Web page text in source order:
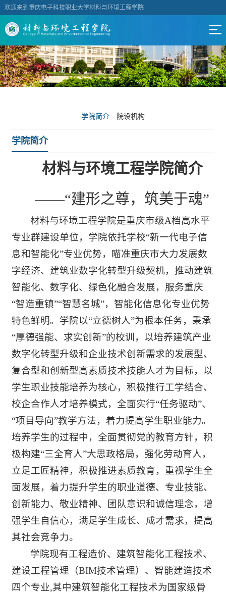
欢迎来到重庆电子科技职业大学材料与环境工程学院
学院简介 院设机构
学院简介
材料与环境工程学院简介
——“建形之尊，筑美于魂”
材料与环境工程学院是重庆市级A档高水平
专业群建设单位，学院依托学校“新一代电子信
息和智能化”专业优势，瞄准重庆市大力发展数
字经济、建筑业数字化转型升级契机，推动建筑
智能化、数字化、绿色化融合发展，服务重庆
“智造重镇”“智慧名城”，智能化信息化专业优势
特色鲜明。学院以“立德树人”为根本任务，秉承
“厚德强能、求实创新”的校训，以培养建筑产业
数字化转型升级和企业技术创新需求的发展型、
复合型和创新型高素质技术技能人才为目标，以
学生职业技能培养为核心，积极推行工学结合、
校企合作人才培养模式，全面实行“任务驱动”、
“项目导向”教学方法，着力提高学生职业能力。
培养学生的过程中，全面贯彻党的教育方针，积
极构建“三全育人”大思政格局，强化劳动育人，
立足工匠精神，积极推进素质教育，重视学生全
面发展，着力提升学生的职业道德、专业技能、
创新能力、敬业精神、团队意识和诚信理念，增
强学生自信心，满足学生成长、成才需求，提高
其社会竞争力。
学院现有工程造价、建筑智能化工程技术、
建设工程管理（BIM技术管理）、智能建造技术
四个专业,其中建筑智能化工程技术为国家级骨